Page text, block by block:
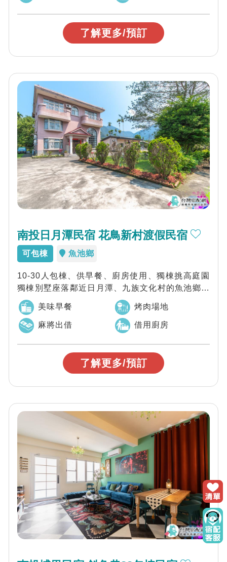
了解更多/預訂
南投日月潭民宿 花鳥新村渡假民宿
可包棟 魚池鄉
10-30人包棟、供早餐、廚房使用、獨棟挑高庭園
獨棟別墅座落鄰近日月潭、九族文化村的魚池鄉。
專享庭園空間、遮棚烤肉區、室內娛樂空間...
美味早餐 烤肉場地
麻將出借 借用廚房
了解更多/預訂